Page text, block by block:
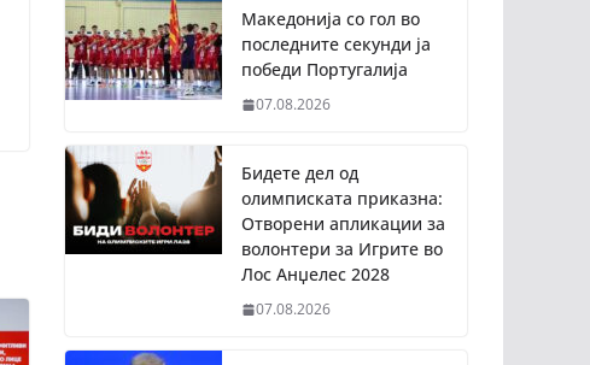
Македонија со гол во
последните секунди ја
победи Португалија
07.08.2026
Бидете дел од
олимписката приказна:
Отворени апликации за
волонтери за Игрите во
Лос Анџелес 2028
07.08.2026